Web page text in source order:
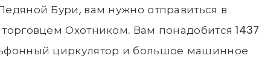
Бури, вам нужно отправиться в
Охотником. Вам понадобится 1437
циркулятор и большое машинное